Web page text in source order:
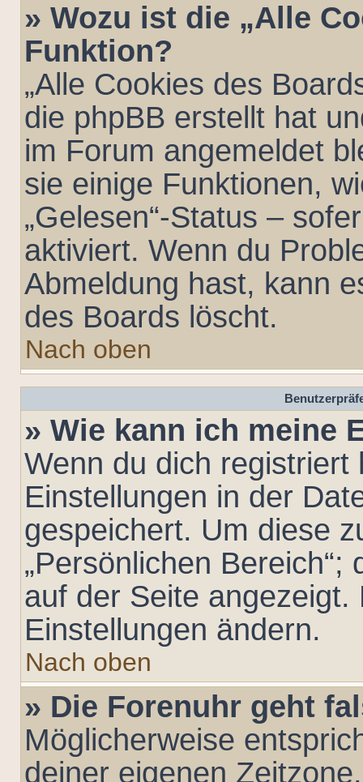
» Wozu ist die „Alle
Funktion?
„Alle Cookies des
die phpBB erstellt hat
im Forum angemeldet
sie einige Funktionen,
„Gelesen“-Status –
aktiviert. Wenn du
Abmeldung hast, kann
des Boards löscht.
Nach oben
» Wie kann ich meine
Wenn du dich
Einstellungen in der
gespeichert. Um diese
„Persönlichen
auf der Seite
Einstellungen ändern.
Nach oben
» Die Forenuhr geht
Möglicherweise
deiner eigenen